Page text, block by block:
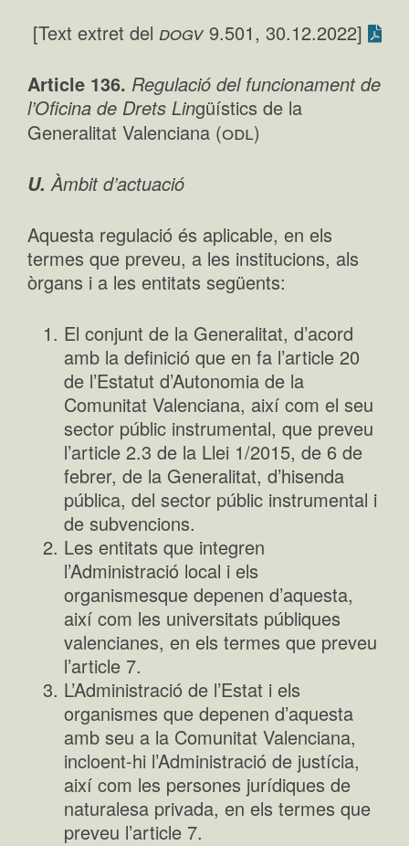
[Text extret del dogv 9.501, 30.12.2022]
Article 136. Regulació del funcionament de
l’Oficina de Drets Lingüístics de la
Generalitat Valenciana (odl)
U.Àmbit d’actuació
Aquesta regulació és aplicable, en els
termes que preveu, a les institucions, als
òrgans i a les entitats següents:
El conjunt de la Generalitat, d’acord
amb la definició que en fa l’article 20
de l’Estatut d’Autonomia de la
Comunitat Valenciana, així com el seu
sector públic instrumental, que preveu
l’article 2.3 de la Llei 1/2015, de 6 de
febrer, de la Generalitat, d’hisenda
pública, del sector públic instrumental i
de subvencions.
Les entitats que integren
l’Administració local i els
organismesque depenen d’aquesta,
així com les universitats públiques
valencianes, en els termes que preveu
l’article 7.
L’Administració de l’Estat i els
organismes que depenen d’aquesta
amb seu a la Comunitat Valenciana,
incloent-hi l’Administració de justícia,
així com les persones jurídiques de
naturalesa privada, en els termes que
preveu l’article 7.